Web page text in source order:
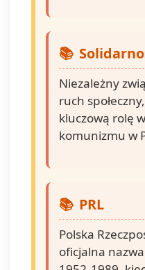
Niezależny
ruch
kluczową rolę
komunizmu w
PRL
Polska
oficjalna